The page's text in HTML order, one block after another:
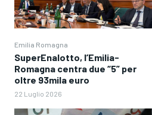
Emilia Romagna
SuperEnalotto, l’Emilia-
Romagna centra due “5” per
oltre 93mila euro
22 Luglio 2026